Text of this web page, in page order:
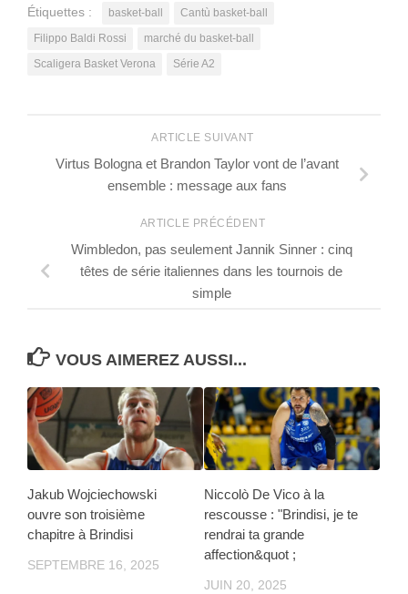
Étiquettes : basket-ball
Cantù basket-ball
Filippo Baldi Rossi
marché du basket-ball
Scaligera Basket Verona
Série A2
ARTICLE SUIVANT
Virtus Bologna et Brandon Taylor vont de l’avant
ensemble : message aux fans
ARTICLE PRÉCÉDENT
Wimbledon, pas seulement Jannik Sinner : cinq
têtes de série italiennes dans les tournois de
simple
VOUS AIMEREZ AUSSI...
Jakub Wojciechowski
ouvre son troisième
chapitre à Brindisi
SEPTEMBRE 16, 2025
Niccolò De Vico à la
rescousse : "Brindisi, je te
rendrai ta grande
affection&quot ;
JUIN 20, 2025